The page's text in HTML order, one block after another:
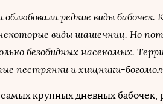
редкие виды
виды шашечниц. Но
безобидных насекомых.
пестрянки и хищники-
крупных дневных бабочек,